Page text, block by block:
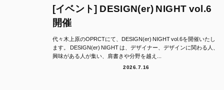
[イベント] DESIGN(er) NIGHT vol.6
開催
代々木上原のOPRCTにて、DESIGN(er) NIGHT vol.6を開催いたし
ます。 DESIGN(er) NIGHT は、デザイナー、デザインに関わる人、
興味がある人が集い、肩書きや分野を越え...
2026.7.16